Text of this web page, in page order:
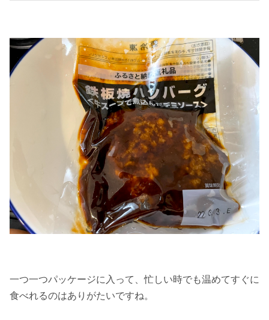
一つ一つパッケージに入って、忙しい時でも温めてすぐに
食べれるのはありがたいですね。